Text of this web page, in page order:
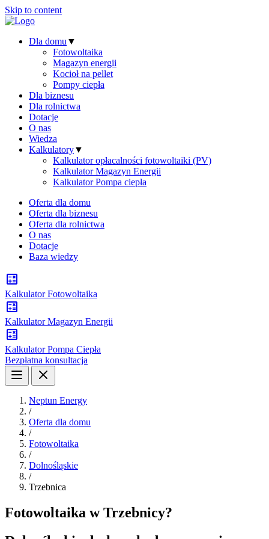
Skip to content
Dla domu ▼
Fotowoltaika
Magazyn energii
Kocioł na pellet
Pompy ciepła
Dla biznesu
Dla rolnictwa
Dotacje
O nas
Wiedza
Kalkulatory▼
Kalkulator opłacalności fotowoltaiki (PV)
Kalkulator Magazyn Energii
Kalkulator Pompa ciepła
Oferta dla domu
Oferta dla biznesu
Oferta dla rolnictwa
O nas
Dotacje
Baza wiedzy
Kalkulator Fotowoltaika
Kalkulator Magazyn Energii
Kalkulator Pompa Ciepła
Bezpłatna konsultacja
Neptun Energy
/
Oferta dla domu
/
Fotowoltaika
/
Dolnośląskie
/
Trzebnica
Fotowoltaika w Trzebnicy?